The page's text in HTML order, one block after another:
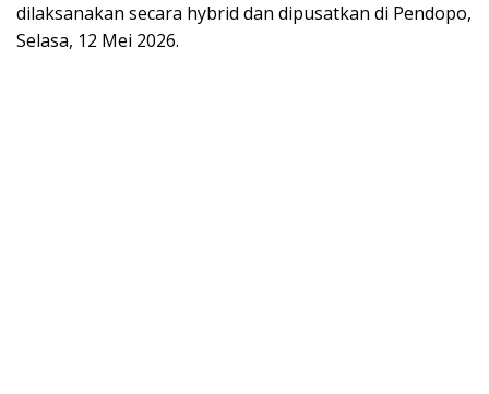
dilaksanakan secara hybrid dan dipusatkan di Pendopo,
Selasa, 12 Mei 2026.